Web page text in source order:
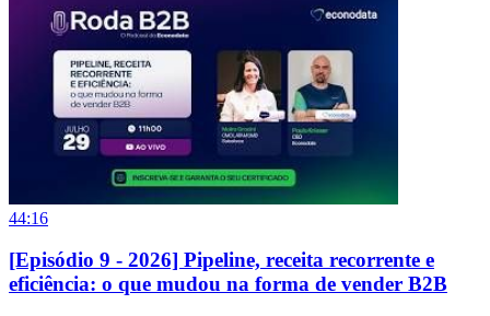
44:16
[Episódio 9 - 2026] Pipeline, receita recorrente e
eficiência: o que mudou na forma de vender B2B